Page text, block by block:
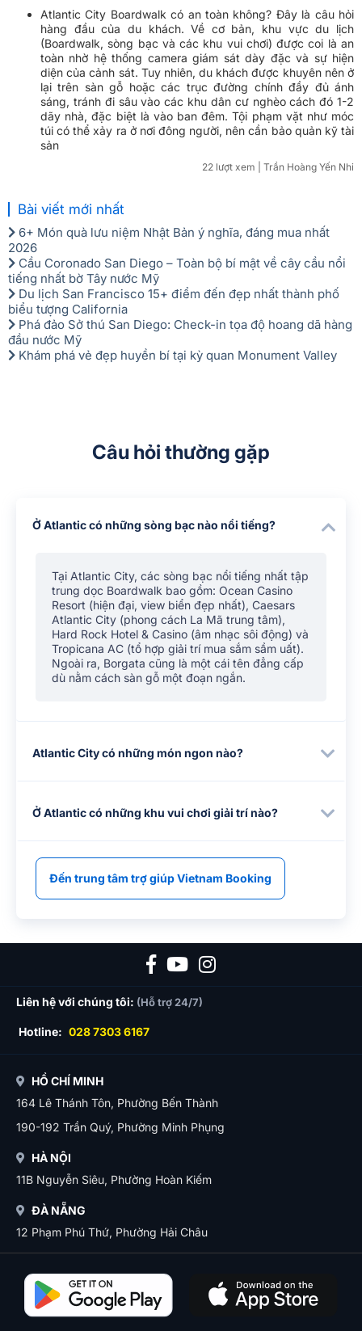
Atlantic City Boardwalk có an toàn không? Đây là câu hỏi
hàng đầu của du khách. Về cơ bản, khu vực du lịch
(Boardwalk, sòng bạc và các khu vui chơi) được coi là an
toàn nhờ hệ thống camera giám sát dày đặc và sự hiện
diện của cảnh sát. Tuy nhiên, du khách được khuyên nên ở
lại trên sàn gỗ hoặc các trục đường chính đầy đủ ánh
sáng, tránh đi sâu vào các khu dân cư nghèo cách đó 1-2
dãy nhà, đặc biệt là vào ban đêm. Tội phạm vặt như móc
túi có thể xảy ra ở nơi đông người, nên cần bảo quản kỹ tài
sản
22 lượt xem | Trần Hoàng Yến Nhi
Bài viết mới nhất
6+ Món quà lưu niệm Nhật Bản ý nghĩa, đáng mua nhất
2026
Cầu Coronado San Diego – Toàn bộ bí mật về cây cầu nổi
tiếng nhất bờ Tây nước Mỹ
Du lịch San Francisco 15+ điểm đến đẹp nhất thành phố
biểu tượng California
Phá đảo Sở thú San Diego: Check-in tọa độ hoang dã hàng
đầu nước Mỹ
Khám phá vẻ đẹp huyền bí tại kỳ quan Monument Valley
Câu hỏi thường gặp
Ở Atlantic có những sòng bạc nào nổi tiếng?
Tại Atlantic City, các sòng bạc nổi tiếng nhất tập
trung dọc Boardwalk bao gồm: Ocean Casino
Resort (hiện đại, view biển đẹp nhất), Caesars
Atlantic City (phong cách La Mã trung tâm),
Hard Rock Hotel & Casino (âm nhạc sôi động) và
Tropicana AC (tổ hợp giải trí mua sắm sầm uất).
Ngoài ra, Borgata cũng là một cái tên đẳng cấp
dù nằm cách sàn gỗ một đoạn ngắn.
Atlantic City có những món ngon nào?
Ở Atlantic có những khu vui chơi giải trí nào?
Đến trung tâm trợ giúp Vietnam Booking
Liên hệ với chúng tôi: (Hỗ trợ 24/7)
Hotline: 028 7303 6167
HỒ CHÍ MINH
164 Lê Thánh Tôn, Phường Bến Thành
190-192 Trần Quý, Phường Minh Phụng
HÀ NỘI
11B Nguyễn Siêu, Phường Hoàn Kiếm
ĐÀ NẴNG
12 Phạm Phú Thứ, Phường Hải Châu